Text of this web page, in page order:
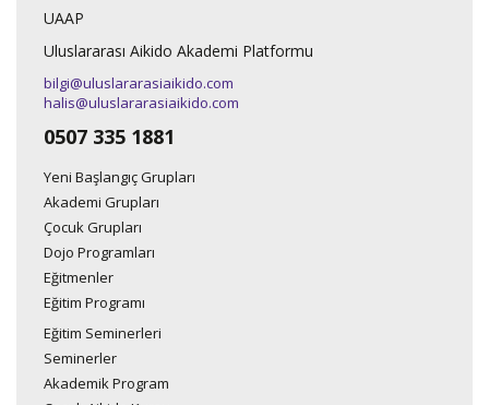
UAAP
Uluslararası Aikido Akademi Platformu
bilgi@uluslararasiaikido.com
halis@uluslararasiaikido.com
0507 335 1881
Yeni Başlangıç Grupları
Akademi Grupları
Çocuk Grupları
Dojo Programları
Eğitmenler
Eğitim Programı
Eğitim Seminerleri
Seminerler
Akademik Program